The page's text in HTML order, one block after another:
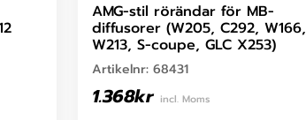
AMG-stil rörändar för MB-
diffusorer (W205, C292, W166,
W213, S-coupe, GLC X253)
Artikelnr: 68431
1.368kr incl. Moms